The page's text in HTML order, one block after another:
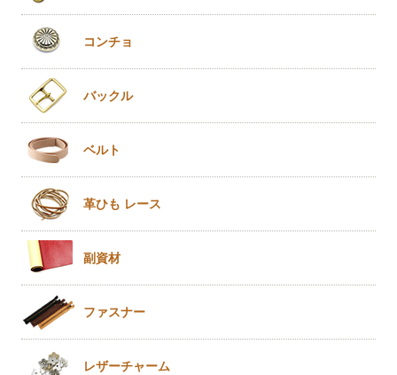
コンチョ
バックル
ベルト
革ひも レース
副資材
ファスナー
レザーチャーム